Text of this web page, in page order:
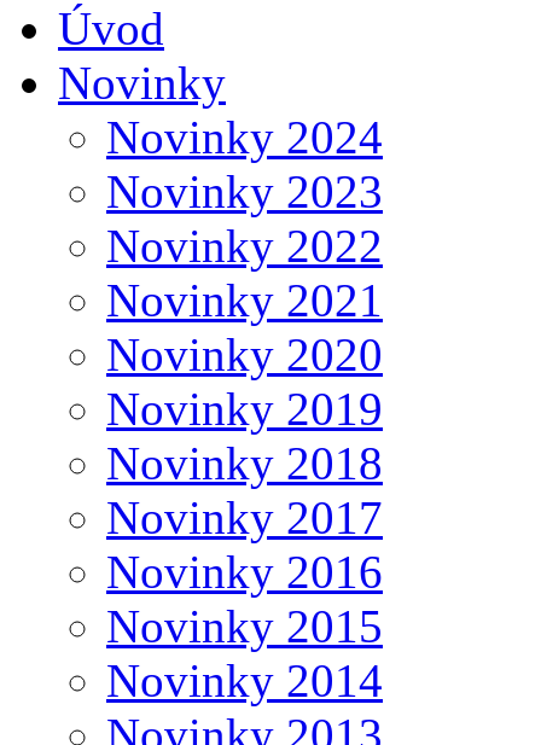
Úvod
Novinky
Novinky 2024
Novinky 2023
Novinky 2022
Novinky 2021
Novinky 2020
Novinky 2019
Novinky 2018
Novinky 2017
Novinky 2016
Novinky 2015
Novinky 2014
Novinky 2013